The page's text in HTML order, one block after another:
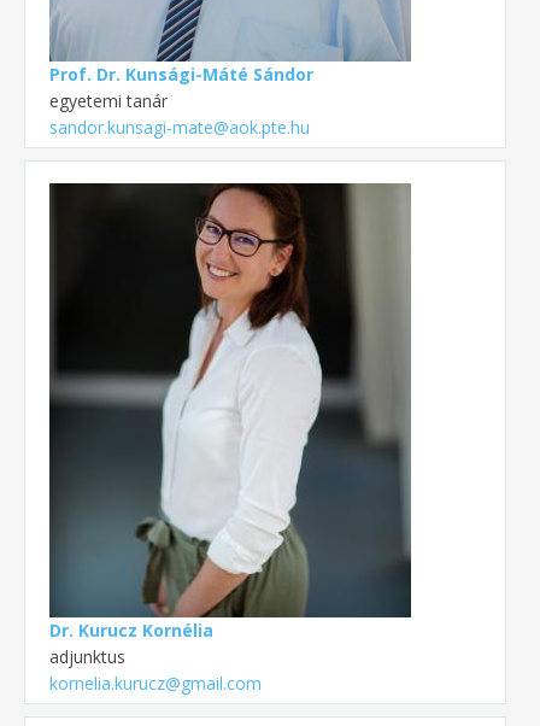
Prof. Dr. Kunsági-Máté Sándor
egyetemi tanár
sandor.kunsagi-mate@aok.pte.hu
Dr. Kurucz Kornélia
adjunktus
kornelia.kurucz@gmail.com